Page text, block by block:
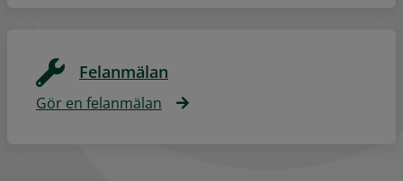
Felanmälan
Gör en felanmälan